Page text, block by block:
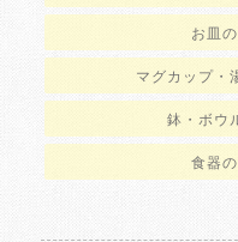
お皿
マグカップ・
鉢・ボウ
食器